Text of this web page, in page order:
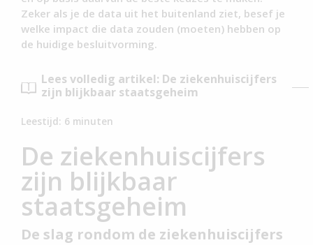
Zeker als je de data uit het buitenland ziet, besef je
welke impact die data zouden (moeten) hebben op
de huidige besluitvorming.
Lees volledig artikel: De ziekenhuiscijfers
zijn blijkbaar staatsgeheim
Leestijd: 6 minuten
De ziekenhuiscijfers
zijn blijkbaar
staatsgeheim
De slag rondom de ziekenhuiscijfers